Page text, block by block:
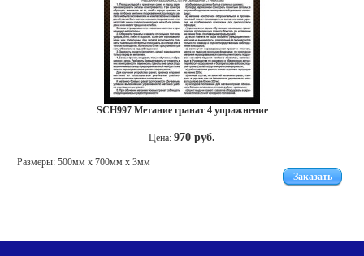
SCH997 Метание гранат 4 упражнение
Цена: 970 руб.
Размеры: 500мм x 700мм х 3мм
Заказать